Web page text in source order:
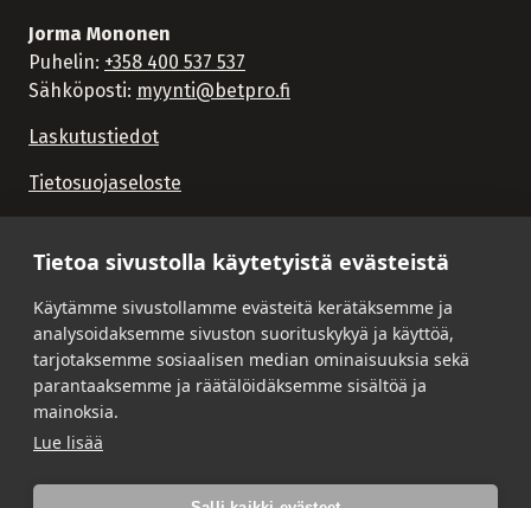
Tietoa sivustolla käytetyistä evästeistä
Käytämme sivustollamme evästeitä kerätäksemme ja
analysoidaksemme sivuston suorituskykyä ja käyttöä,
tarjotaksemme sosiaalisen median ominaisuuksia sekä
parantaaksemme ja räätälöidäksemme sisältöä ja
mainoksia.
Lue lisää
Jorma Mononen
Puhelin: +358 400 537 537
Sähköposti: myynti@betpro.fi
Laskutustiedot
Tietosuojaseloste